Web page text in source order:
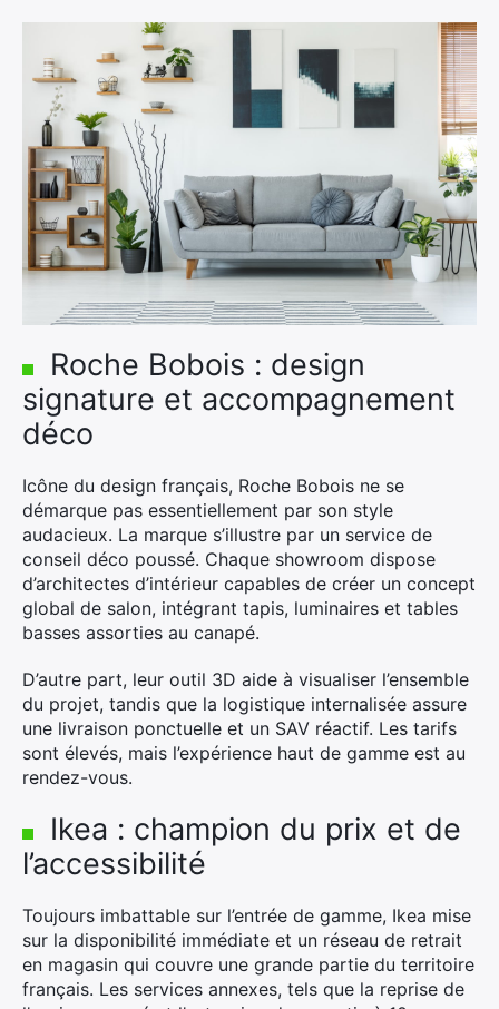
Roche Bobois : design
signature et accompagnement
déco
Icône du design français, Roche Bobois ne se
démarque pas essentiellement par son style
audacieux. La marque s’illustre par un service de
conseil déco poussé. Chaque showroom dispose
d’architectes d’intérieur capables de créer un concept
global de salon, intégrant tapis, luminaires et tables
basses assorties au canapé.
D’autre part, leur outil 3D aide à visualiser l’ensemble
du projet, tandis que la logistique internalisée assure
une livraison ponctuelle et un SAV réactif. Les tarifs
sont élevés, mais l’expérience haut de gamme est au
rendez-vous.
Ikea : champion du prix et de
l’accessibilité
Toujours imbattable sur l’entrée de gamme, Ikea mise
sur la disponibilité immédiate et un réseau de retrait
en magasin qui couvre une grande partie du territoire
français. Les services annexes, tels que la reprise de